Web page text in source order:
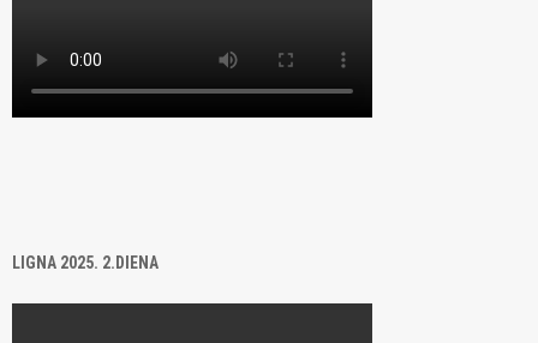
LIGNA 2025. 2.DIENA